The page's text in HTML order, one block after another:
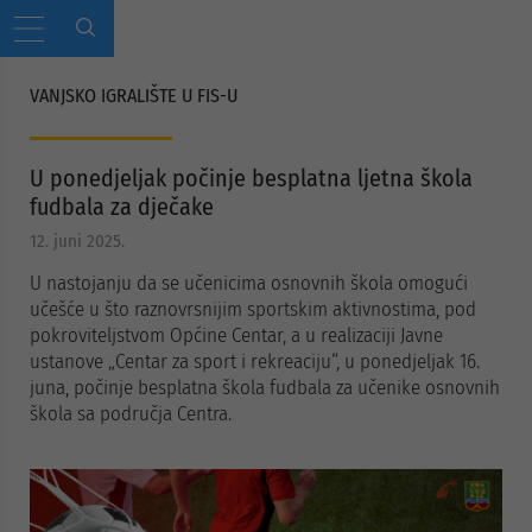
VANJSKO IGRALIŠTE U FIS-U
U ponedjeljak počinje besplatna ljetna škola
fudbala za dječake
12. juni 2025.
U nastojanju da se učenicima osnovnih škola omogući
učešće u što raznovrsnijim sportskim aktivnostima, pod
pokroviteljstvom Općine Centar, a u realizaciji Javne
ustanove „Centar za sport i rekreaciju“, u ponedjeljak 16.
juna, počinje besplatna škola fudbala za učenike osnovnih
škola sa područja Centra.